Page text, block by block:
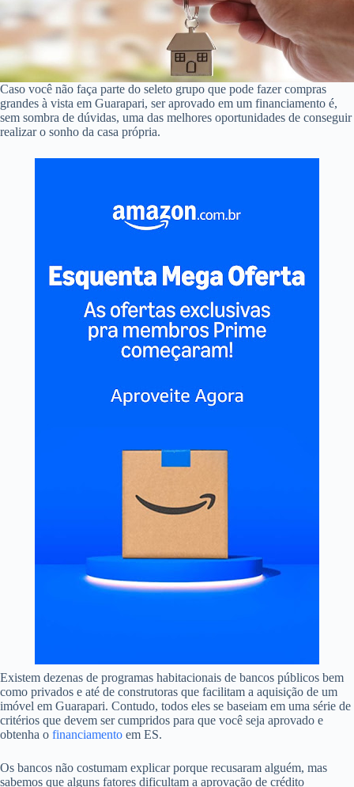
Caso você não faça parte do seleto grupo que pode fazer compras
grandes à vista em Guarapari, ser aprovado em um financiamento é,
sem sombra de dúvidas, uma das melhores oportunidades de conseguir
realizar o sonho da casa própria.
Existem dezenas de programas habitacionais de bancos públicos bem
como privados e até de construtoras que facilitam a aquisição de um
imóvel em Guarapari. Contudo, todos eles se baseiam em uma série de
critérios que devem ser cumpridos para que você seja aprovado e
obtenha o financiamento em ES.
Os bancos não costumam explicar porque recusaram alguém, mas
sabemos que alguns fatores dificultam a aprovação de crédito